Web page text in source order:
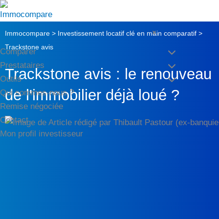
Aller
au
contenu
×
Comparer
Prestataires
Outils
Qui sommes-nous ?
Remise négociée
Contact
Mon profil investisseur
Immocompare > Investissement locatif clé en main comparatif >
Trackstone avis
Trackstone avis : le renouveau
de l'immobilier déjà loué ?